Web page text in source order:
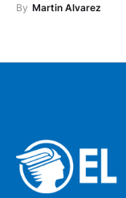
By Martin Alvarez